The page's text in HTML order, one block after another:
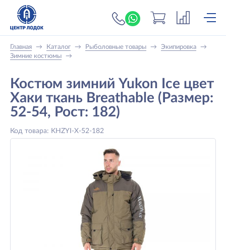
+7 (919) 698-56-
Главная → Каталог → Рыболовные товары → Экипировка
→
Зимние костюмы
→
Костюм зимний Yukon Ice цвет
Хаки ткань Breathable (Размер:
52-54, Рост: 182)
Код товара: KHZYI-X-52-182